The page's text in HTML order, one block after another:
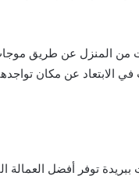
من المنزل عن طريق
الابتعاد عن مكان
توفر أفضل العمالة